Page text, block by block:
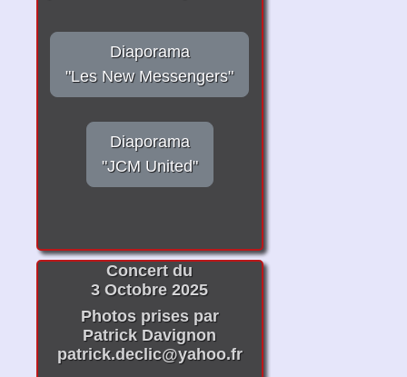
Diaporama
"Les New Messengers"
Diaporama
"JCM United"
Concert du
3 Octobre 2025
Photos prises par
Patrick Davignon
patrick.declic@yahoo.fr